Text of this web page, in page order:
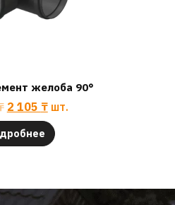
желоба 90°
2 105 ₸ шт.